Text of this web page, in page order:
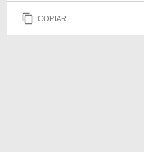
COPIAR